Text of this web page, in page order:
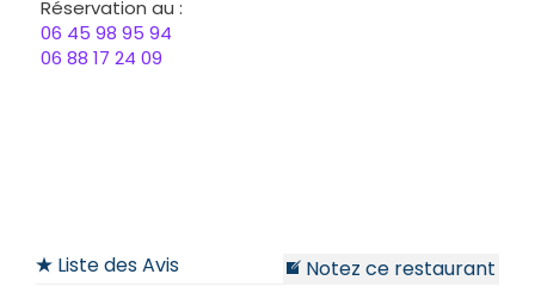
Réservation au :
06 45 98 95 94
06 88 17 24 09
Liste des Avis Notez ce restaurant